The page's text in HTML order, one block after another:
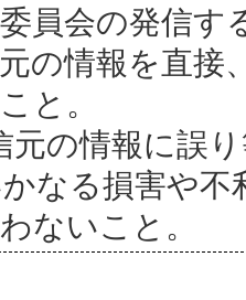
員会の発信す
の情報を直接
と。
の情報に誤
なる損害や
ないこと。